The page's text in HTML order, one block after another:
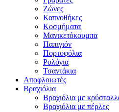
Ζώνες
Καπνοθήκες
Κοσμήματα
Μανικετόκουμπα
Παπιγιόν
Πορτοφόλια
Ρολόγια
Τσαντάκια
Αποφλοιωτές
Βραχιόλια
Βραχιόλια με
Βραχιόλια με πέρλες